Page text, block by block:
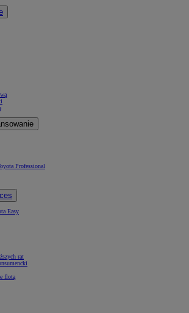
Professional
Easy
rat
flotą